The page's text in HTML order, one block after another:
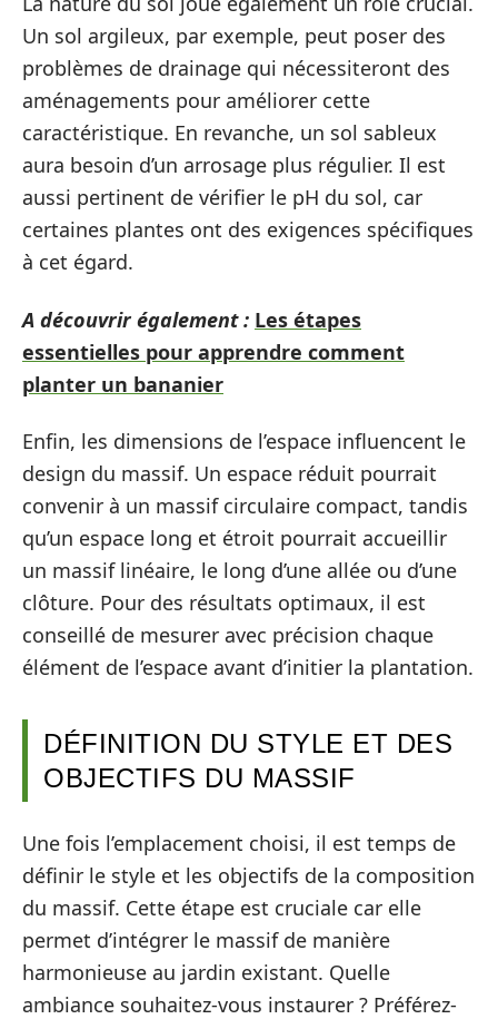
Un sol argileux, par exemple, peut poser des
problèmes de drainage qui nécessiteront des
aménagements pour améliorer cette
caractéristique. En revanche, un sol sableux
aura besoin d’un arrosage plus régulier. Il est
aussi pertinent de vérifier le pH du sol, car
certaines plantes ont des exigences spécifiques
à cet égard.
A découvrir également : Les étapes
essentielles pour apprendre comment
planter un bananier
Enfin, les dimensions de l’espace influencent le
design du massif. Un espace réduit pourrait
convenir à un massif circulaire compact, tandis
qu’un espace long et étroit pourrait accueillir
un massif linéaire, le long d’une allée ou d’une
clôture. Pour des résultats optimaux, il est
conseillé de mesurer avec précision chaque
élément de l’espace avant d’initier la plantation.
DÉFINITION DU STYLE ET DES
OBJECTIFS DU MASSIF
Une fois l’emplacement choisi, il est temps de
définir le style et les objectifs de la composition
du massif. Cette étape est cruciale car elle
permet d’intégrer le massif de manière
harmonieuse au jardin existant. Quelle
ambiance souhaitez-vous instaurer ? Préférez-